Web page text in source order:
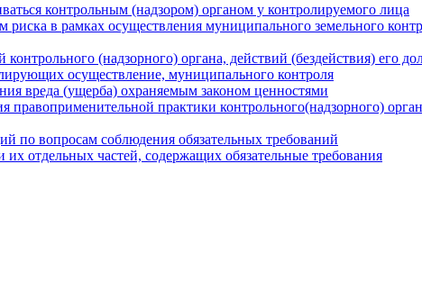
контрольным (надзором) органом у контролируемого лица
риска в рамках осуществления муниципального земельного
(надзорного) органа, действий (бездействия) его
осуществление, муниципального контроля
вреда (ущерба) охраняемым законом ценностями
правоприменительной практики контрольного(надзорного)
по вопросам соблюдения обязательных требований
отдельных частей, содержащих обязательные требования